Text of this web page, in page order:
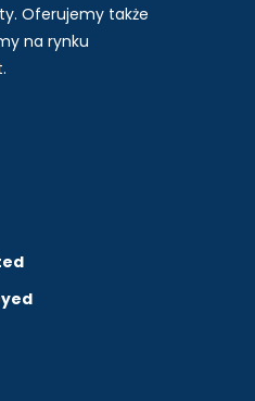
Oferujemy także
na rynku